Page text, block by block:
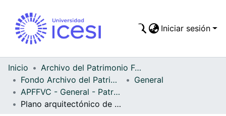
Todo DSpace
Estadísticas
Iniciar sesión
Inicio
Archivo del Patrimonio Fotográfico y Fílmico del Valle del Cauca
Fondo Archivo del Patrimonio Fotográfico y Fílmico del Valle del Cauca
General
APFFVC - General - Patrimonial
Plano arquitectónico de la hacienda Cañasgordas